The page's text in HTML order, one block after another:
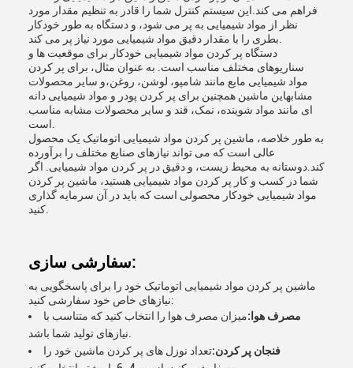
فراهم می کند.این سیستم کنترل شما را قادر به تنظیم مقدار مورد
نظر از مواد شیمیایی به پر می شود، و دستگاه به طور خودکار
دستگاه پر کردن مواد شیمیایی خودکار برای موقعیت ها و
سناریوهای مختلف مناسب است. به عنوان مثال، برای پر کردن
مواد شیمیایی مایع مانند شامپو، لوشن، روغن،و سایر محصولات
مشابهاین ماشین همچنین برای پر کردن پودر و مواد شیمیایی دانه
ای مانند مواد شوینده، نمک، قند و سایر محصولات مشابه مناسب
به طور خلاصه، ماشین پر کردن مواد شیمیایی اتوماتیک یک محصول
عالی است که می تواند نیازهای صنایع مختلف را برآورده
کند.دوستانه به محیط زیست، و دقیق در پر کردن مواد شیمیایی. اگر
شما در کسب و کار پر کردن مواد شیمیایی هستید، ماشین پر کردن
مواد شیمیایی خودکار محصولی است که باید در آن سرمایه گذاری
سفارشی سازی:
ماشین پر کردن مواد شیمیایی اتوماتیک خود را برای پاسخگویی به
نیازهای خاص خود سفارشی کنید:
مصرف هوا:میزان مصرف هوا را انتخاب کنید که متناسب با
فنجان پر کردن:تعداد نوزل های پر کردن ماشین خود را